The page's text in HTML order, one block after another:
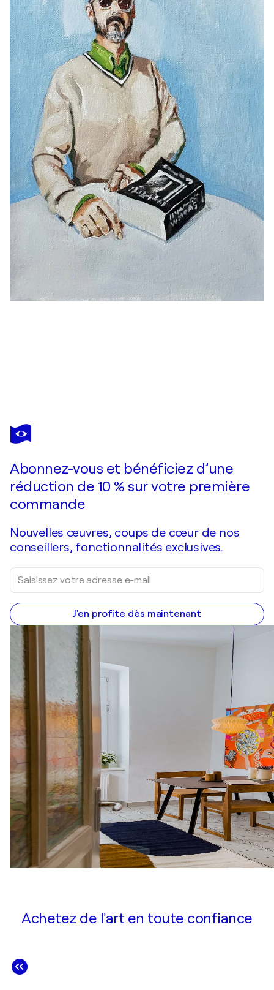
SHELTON WALSMITH
Future Hiding From Itself
Abonnez-vous et bénéficiez d’une
réduction de 10 % sur votre première
commande
Nouvelles œuvres, coups de cœur de nos
conseillers, fonctionnalités exclusives.
J'en profite dès maintenant
Achetez de l'art en toute confiance